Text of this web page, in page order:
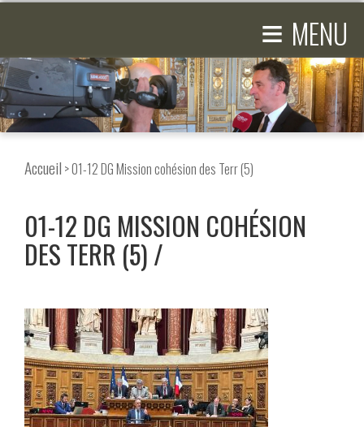
≡ MENU
COMPRENDRE LE SÉNAT
Accueil > 01-12 DG Mission cohésion des Terr (5)
01-12 DG MISSION COHÉSION
DES TERR (5)